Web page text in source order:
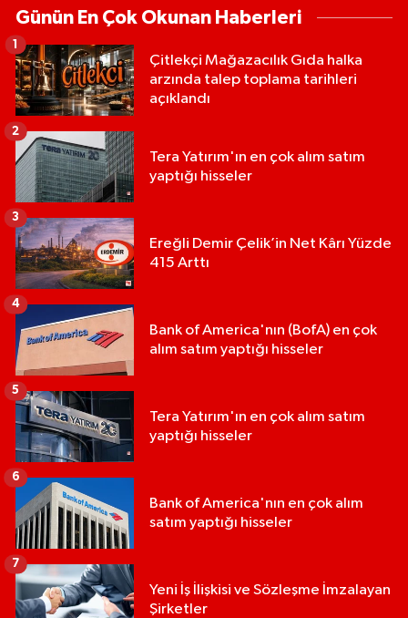
Günün En Çok Okunan Haberleri
Çitlekçi Mağazacılık Gıda halka
arzında talep toplama tarihleri
açıklandı
1
Tera Yatırım'ın en çok alım satım
yaptığı hisseler
2
Ereğli Demir Çelik’in Net Kârı Yüzde
415 Arttı
3
Bank of America'nın (BofA) en çok
alım satım yaptığı hisseler
4
Tera Yatırım'ın en çok alım satım
yaptığı hisseler
5
Bank of America'nın en çok alım
satım yaptığı hisseler
6
Yeni İş İlişkisi ve Sözleşme İmzalayan
Şirketler
7